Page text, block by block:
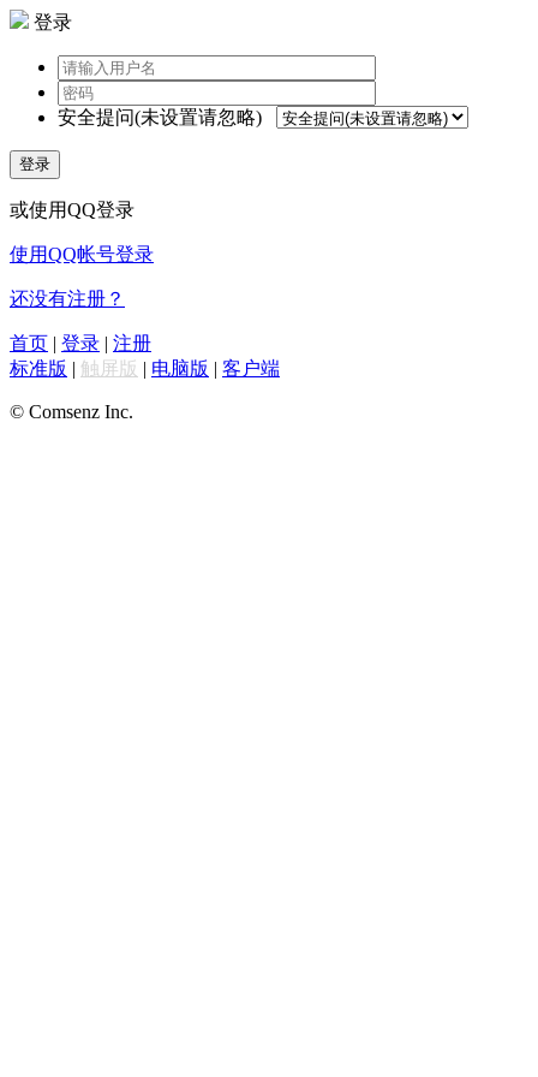
登录
安全提问(未设置请忽略)
登录
或使用QQ登录
使用QQ帐号登录
还没有注册？
首页 | 登录 | 注册
标准版 | 触屏版 | 电脑版 | 客户端
© Comsenz Inc.